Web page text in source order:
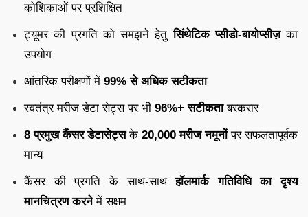
कोशिकाओं पर प्रशिक्षित
ट्यूमर की प्रगति को समझने हेतुसिंथेटिक प्सीडो-बायोप्सीज़का
उपयोग
आंतरिक परीक्षणों में 99% से अधिक सटीकता
स्वतंत्र मरीज डेटा सेट्स पर भी 96%+ सटीकताबरकरार
8 प्रमुख कैंसर डेटासेट्सके 20,000 मरीज नमूनोंपर सफलतापूर्वक
मान्य
कैंसर की प्रगति के साथ-साथहॉलमार्क गतिविधि का दृश्य
मानचित्रण करनेमें सक्षम